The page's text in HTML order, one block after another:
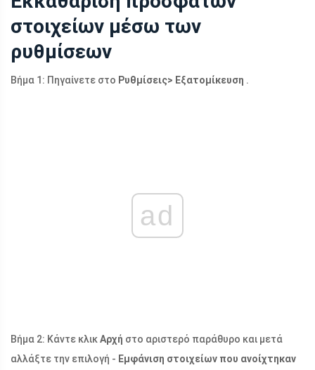
στοιχείων μέσω των
ρυθμίσεων
Βήμα 1: Πηγαίνετε στο Ρυθμίσεις> Εξατομίκευση .
ad
Βήμα 2: Κάντε κλικΑρχή στο αριστερό παράθυρο και μετά
αλλάξτε την επιλογή - Εμφάνιση στοιχείων που ανοίχτηκαν